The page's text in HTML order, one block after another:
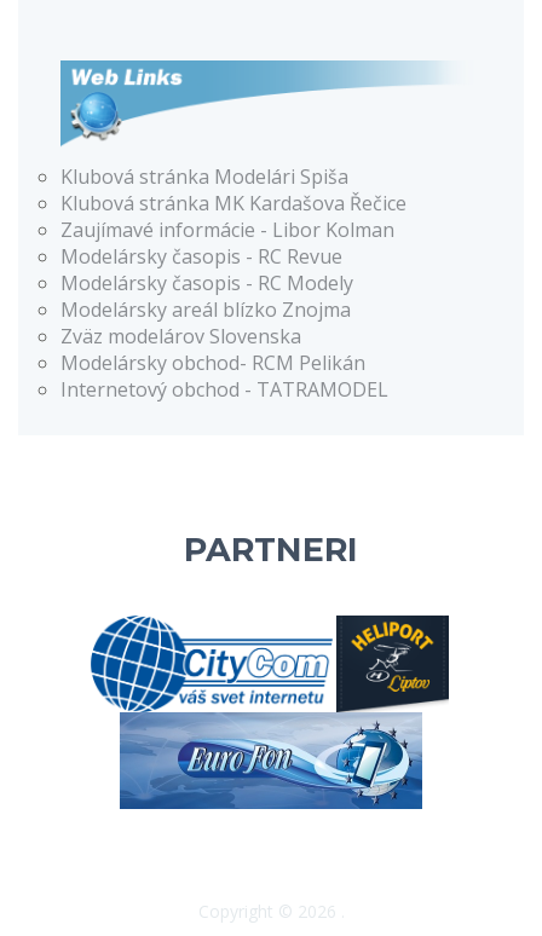
Klubová stránka Modelári Spiša
Klubová stránka MK Kardašova Řečice
Zaujímavé informácie - Libor Kolman
Modelársky časopis - RC Revue
Modelársky časopis - RC Modely
Modelársky areál blízko Znojma
Zväz modelárov Slovenska
Modelársky obchod- RCM Pelikán
Internetový obchod - TATRAMODEL
PARTNERI
Copyright © 2026 .